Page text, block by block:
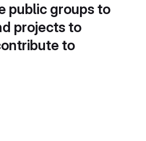
public groups to
projects to
to